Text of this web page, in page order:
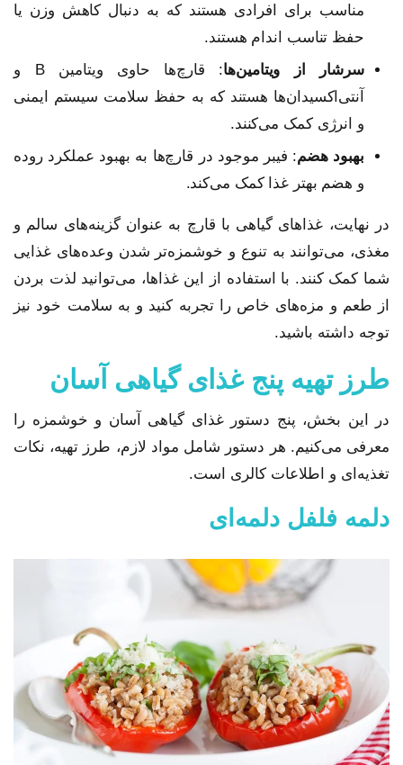
مناسب برای افرادی هستند که به دنبال کاهش وزن یا
حفظ تناسب اندام هستند.
سرشار از ویتامین‌ها
: قارچ‌ها حاوی ویتامین B و
آنتی‌اکسیدان‌ها هستند که به حفظ سلامت سیستم ایمنی
و انرژی کمک می‌کنند.
بهبود هضم: فیبر موجود در قارچ‌ها به بهبود عملکرد روده
و هضم بهتر غذا کمک می‌کند.
در نهایت، غذاهای گیاهی با قارچ به عنوان گزینه‌های سالم و
مغذی، می‌توانند به تنوع و خوشمزه‌تر شدن وعده‌های غذایی
شما کمک کنند. با استفاده از این غذاها، می‌توانید لذت بردن
از طعم و مزه‌های خاص را تجربه کنید و به سلامت خود نیز
توجه داشته باشید.
طرز تهیه پنج غذای گیاهی آسان
در این بخش، پنج دستور غذای گیاهی آسان و خوشمزه را
معرفی می‌کنیم. هر دستور شامل مواد لازم، طرز تهیه، نکات
تغذیه‌ای و اطلاعات کالری است.
دلمه فلفل دلمه‌ای